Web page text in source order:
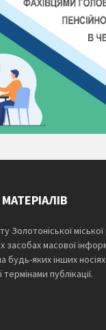
Золотоніської
засобах масової
будь-яких інших
публікації.